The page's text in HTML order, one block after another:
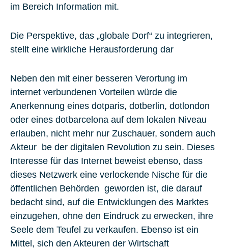
im Bereich Information mit.
Die Perspektive, das „globale Dorf“ zu integrieren,
stellt eine wirkliche Herausforderung dar
Neben den mit einer besseren Verortung im
internet verbundenen Vorteilen würde die
Anerkennung eines dotparis, dotberlin, dotlondon
oder eines dotbarcelona auf dem lokalen Niveau
erlauben, nicht mehr nur Zuschauer, sondern auch
Akteur be der digitalen Revolution zu sein. Dieses
Interesse für das Internet beweist ebenso, dass
dieses Netzwerk eine verlockende Nische für die
öffentlichen Behörden geworden ist, die darauf
bedacht sind, auf die Entwicklungen des Marktes
einzugehen, ohne den Eindruck zu erwecken, ihre
Seele dem Teufel zu verkaufen. Ebenso ist ein
Mittel, sich den Akteuren der Wirtschaft